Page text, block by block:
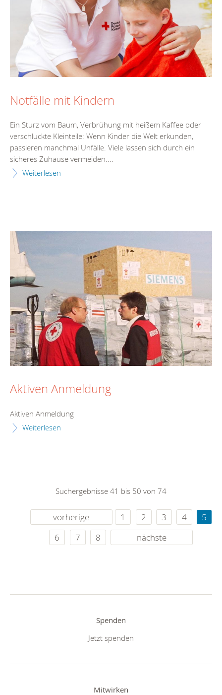
Notfälle mit Kindern
Ein Sturz vom Baum, Verbrühung mit heißem Kaffee oder
verschluckte Kleinteile: Wenn Kinder die Welt erkunden,
passieren manchmal Unfälle. Viele lassen sich durch ein
sicheres Zuhause vermeiden....
Weiterlesen
Aktiven Anmeldung
Aktiven Anmeldung
Weiterlesen
Suchergebnisse 41 bis 50 von 74
vorherige 1 2 3 4
5
6
7 8 nächste
Spenden
Jetzt spenden
Mitwirken